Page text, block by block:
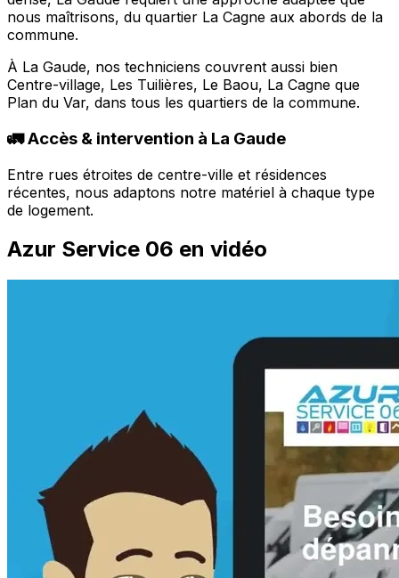
nous maîtrisons, du quartier La Cagne aux abords de la
commune.
À La Gaude, nos techniciens couvrent aussi bien
Centre-village, Les Tuilières, Le Baou, La Cagne que
Plan du Var, dans tous les quartiers de la commune.
🚛 Accès & intervention à La Gaude
Entre rues étroites de centre-ville et résidences
récentes, nous adaptons notre matériel à chaque type
de logement.
Azur Service 06 en vidéo